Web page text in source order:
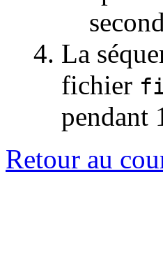
La
fichier
pendant
Retour au